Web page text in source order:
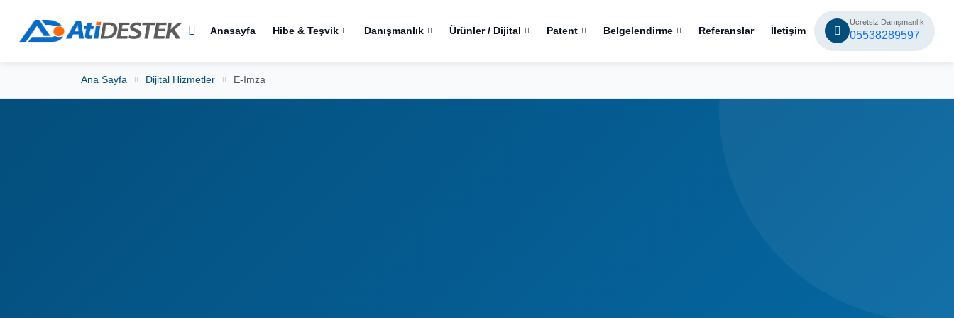
Anasayfa Hibe & Teşvik Danışmanlık Ürünler / Dijital Patent Belgelendirme Referanslar İletişim
Ücretsiz Danışmanlık
05538289597
Ana Sayfa Dijital Hizmetler E-İmza